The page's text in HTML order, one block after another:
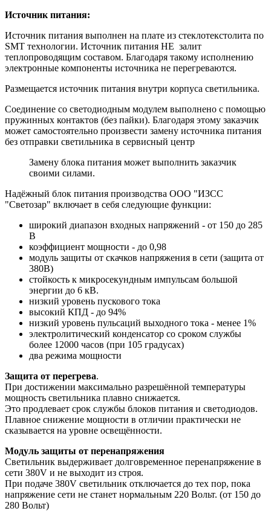
Источник питания:
Источник питания выполнен на плате из стеклотекстолита по
SMT технологии. Источник питания НЕ залит
теплопроводящим составом. Благодаря такому исполнению
электронные компоненты источника не перегреваются.
Размещается источник питания внутри корпуса светильника.
Соединение со светодиодным модулем выполнено с помощью
пружинных контактов (без пайки). Благодаря этому заказчик
может самостоятельно произвести замену источника питания
без отправки светильника в сервисный центр
Замену блока питания может выполнить заказчик
своими силами.
Надёжный блок питания производства ООО "ИЗСС
"Светозар" включает в себя следующие функции:
широкий диапазон входных напряжений - от 150 до 285
В
коэффициент мощности - до 0,98
модуль защиты от скачков напряжения в сети (защита от
380В)
стойкость к микросекундным импульсам большой
энергии до 6 кВ.
низкий уровень пускового тока
высокий КПД - до 94%
низкий уровень пульсаций выходного тока - менее 1%
электролитический конденсатор со сроком службы
более 12000 часов (при 105 градусах)
два режима мощности
Защита от перегрева.
При достижении максимально разрешённой температуры
мощность светильника плавно снижается.
Это продлевает срок службы блоков питания и светодиодов.
Плавное снижение мощности в отличии практически не
сказывается на уровне освещённости.
Модуль защиты от перенапряжения
Светильник выдерживает долговременное перенапряжение в
сети 380V и не выходит из строя.
При подаче 380V светильник отключается до тех пор, пока
напряжение сети не станет нормальным 220 Вольт. (от 150 до
280 Вольт)